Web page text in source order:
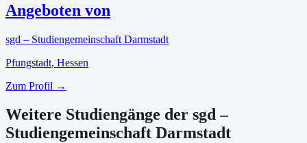
Angeboten von
sgd – Studiengemeinschaft Darmstadt
Pfungstadt, Hessen
Zum Profil →
Weitere Studiengänge der sgd –
Studiengemeinschaft Darmstadt